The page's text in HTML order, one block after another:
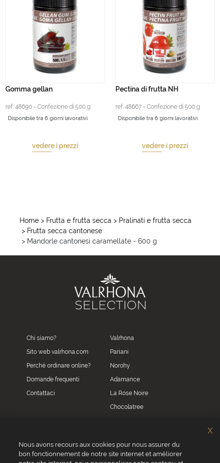
Gomma gellan
ref. 48690 - Confezione di 500 g
Disponibile tra 6 giorni lavorativi.
vedere i prezzi
Pectina di frutta NH
ref. 48667 - Confezione di 500 g
Disponibile tra 6 giorni lavorativi.
vedere i prezzi
Home > Frutta e frutta secca > Pralinati e frutta secca
> Frutta secca cantonese
> Mandorle cantonesi caramellate - 600 g
Chi siamo?
Sito web valrhona.com
Perché ordinare online?
Domande frequenti
Contattaci
Valrhona
Pariani
Norohy
Adamance
La Rose Noire
Chocolatree
Servizio clienti
Nous avons recours aux cookies pour nous assurer du
bon fonctionnement de notre site internet et améliorer
X